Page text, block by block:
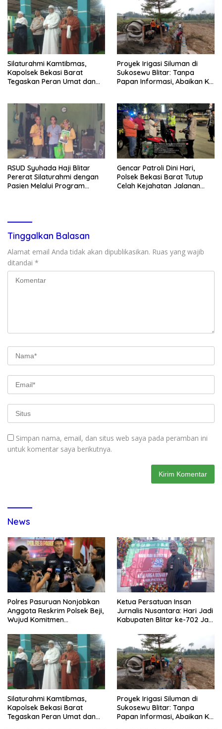
Silaturahmi Kamtibmas,
Kapolsek Bekasi Barat
Tegaskan Peran Umat dan
Proyek Irigasi Siluman di
Sukosewu Blitar: Tanpa
Papan Informasi, Abaikan K3,
RSUD Syuhada Haji Blitar
Pererat Silaturahmi dengan
Pasien Melalui Program
Gencar Patroli Dini Hari,
Polsek Bekasi Barat Tutup
Celah Kejahatan Jalanan
Tinggalkan Balasan
Alamat email Anda tidak akan dipublikasikan. Ruas yang wajib
ditandai *
Simpan nama, email, dan situs web saya pada peramban ini
untuk komentar saya berikutnya.
News
Polres Pasuruan Nonjobkan
Anggota Reskrim Polsek Beji,
Wujud Komitmen
Dugaan Penganiayaan
Ketua Persatuan Insan
Jurnalis Nusantara: Hari Jadi
Kabupaten Blitar ke-702 Jadi
Pembangunan
Silaturahmi Kamtibmas,
Kapolsek Bekasi Barat
Tegaskan Peran Umat dan
Proyek Irigasi Siluman di
Sukosewu Blitar: Tanpa
Papan Informasi, Abaikan K3,